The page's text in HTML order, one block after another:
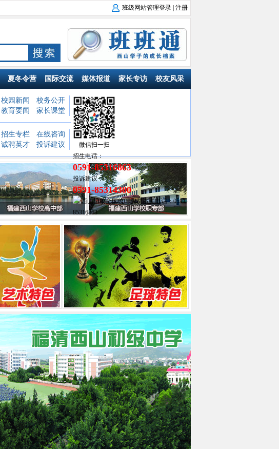
班级网站管理登录 注册
夏冬令营 国际交流 媒体报道 家长专访 校友风采
校园新闻
校务公开
教育要闻
家长课堂
福建省西山学校
初中部 高中部
招生专栏
在线咨询
诚聘英才
投诉建议
江西省西山学校
初中部 高中部
微信扫一扫
招生电话：
0591-85316863
投诉建议：
0591-85314300